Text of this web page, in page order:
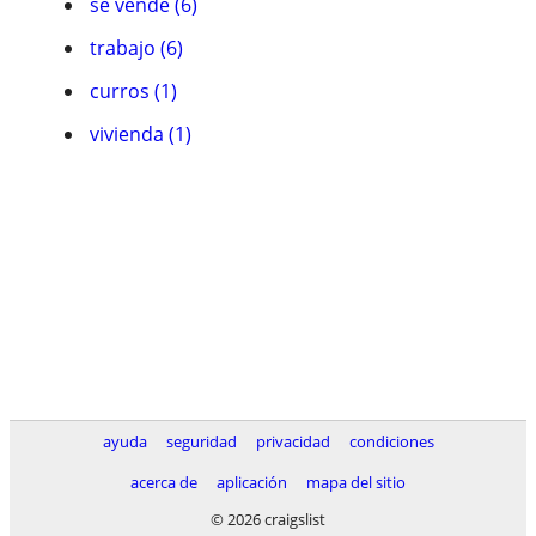
trabajo (6)
curros (1)
vivienda (1)
ayuda seguridad privacidad
condiciones
acerca de
aplicación
mapa del sitio
© 2026 craigslist